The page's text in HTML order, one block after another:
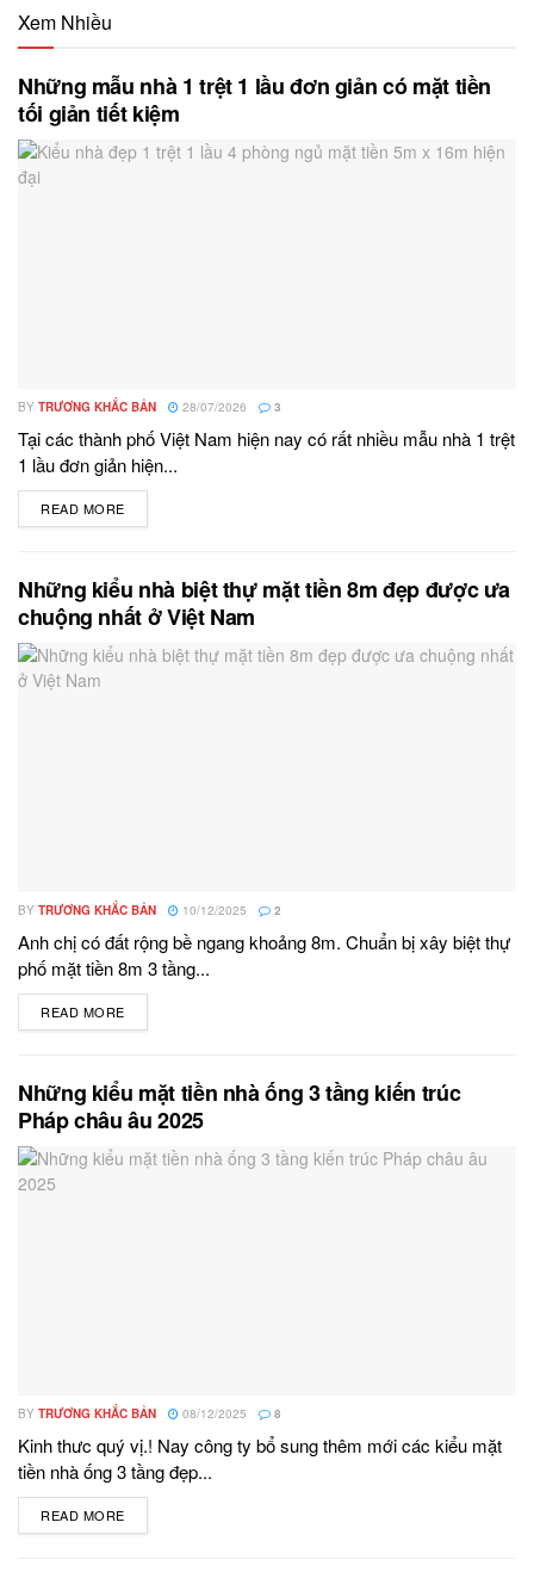
Xem Nhiều
Những mẫu nhà 1 trệt 1 lầu đơn giản có mặt tiền
tối giản tiết kiệm
BY TRƯƠNG KHẮC BẢN 28/07/2026 3
Tại các thành phố Việt Nam hiện nay có rất nhiều mẫu nhà 1 trệt
1 lầu đơn giản hiện...
READ MORE
Những kiểu nhà biệt thự mặt tiền 8m đẹp được ưa
chuộng nhất ở Việt Nam
BY TRƯƠNG KHẮC BẢN 10/12/2025 2
Anh chị có đất rộng bề ngang khoảng 8m. Chuẩn bị xây biệt thự
phố mặt tiền 8m 3 tầng...
READ MORE
Những kiểu mặt tiền nhà ống 3 tầng kiến trúc
Pháp châu âu 2025
BY TRƯƠNG KHẮC BẢN 08/12/2025 8
Kinh thưc quý vị.! Nay công ty bổ sung thêm mới các kiểu mặt
tiền nhà ống 3 tầng đẹp...
READ MORE